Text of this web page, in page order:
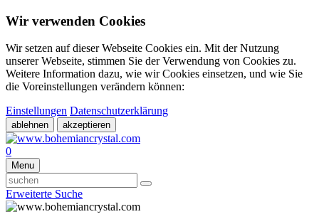
Wir verwenden Cookies
Wir setzen auf dieser Webseite Cookies ein. Mit der Nutzung
unserer Webseite, stimmen Sie der Verwendung von Cookies zu.
Weitere Information dazu, wie wir Cookies einsetzen, und wie Sie
die Voreinstellungen verändern können:
Einstellungen Datenschutzerklärung
ablehnen akzeptieren
0
Menu
Erweiterte Suche